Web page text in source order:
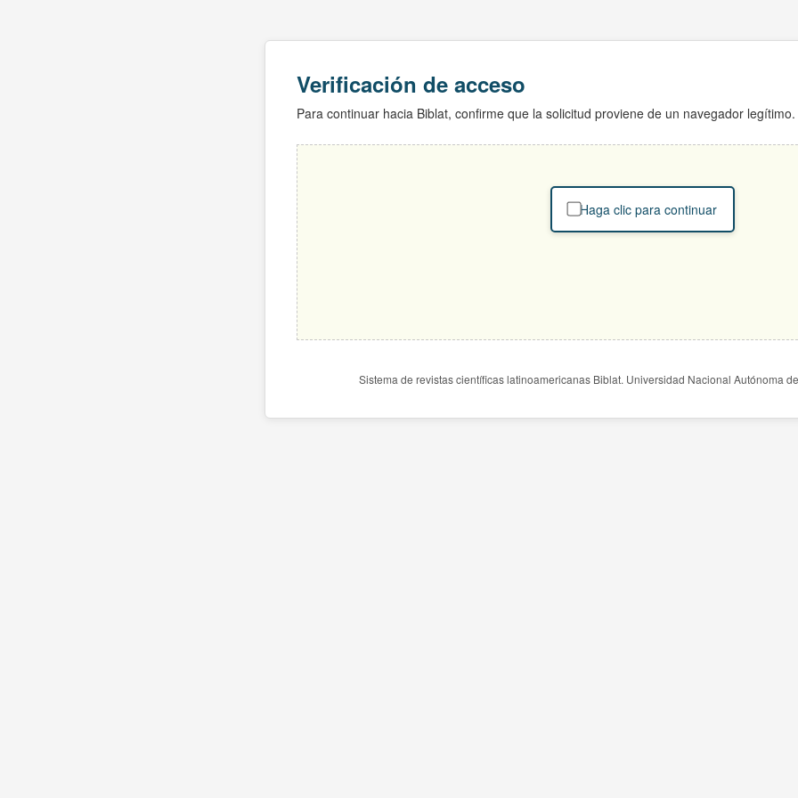
Verificación de acceso
Para continuar hacia Biblat, confirme que la solicitud proviene de un navegador legítimo.
Haga clic para continuar
Sistema de revistas científicas latinoamericanas Biblat. Universidad Nacional Autónoma